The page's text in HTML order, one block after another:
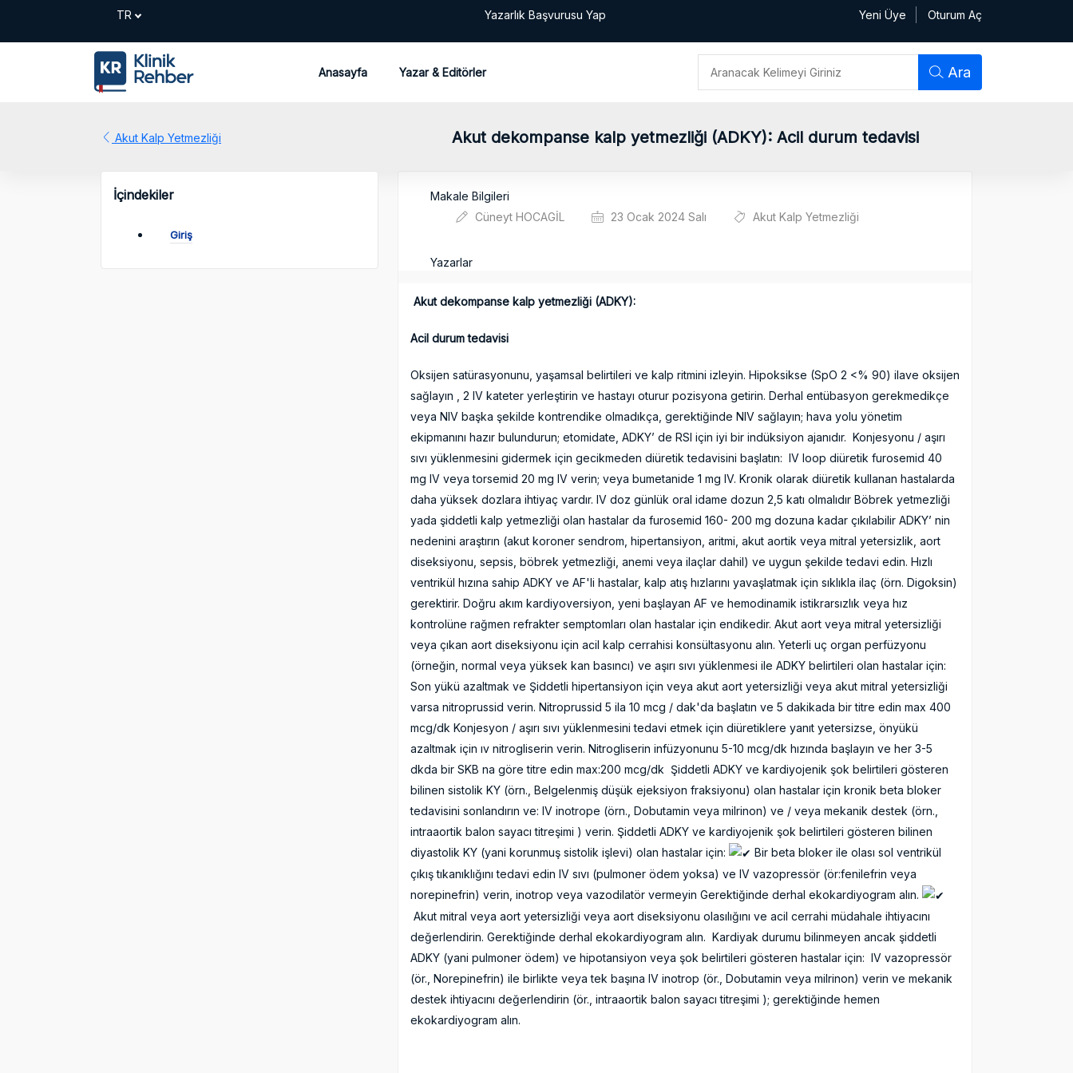
Yazarlık Başvurusu Yap Yeni Üye Oturum Aç
Anasayfa Yazar & Editörler Ara
Akut Kalp Yetmezliği Akut dekompanse kalp yetmezliği (ADKY): Acil durum tedavisi
İçindekiler
Giriş
Makale Bilgileri
Cüneyt HOCAGİL
23 Ocak 2024 Salı Akut Kalp Yetmezliği
Yazarlar
Akut dekompanse kalp yetmezliği (ADKY):
Acil durum tedavisi
Oksijen satürasyonunu, yaşamsal belirtileri ve kalp ritmini izleyin. Hipoksikse (SpO 2 <% 90) ilave oksijen
sağlayın , 2 IV kateter yerleştirin ve hastayı oturur pozisyona getirin. Derhal entübasyon gerekmedikçe
veya NIV başka şekilde kontrendike olmadıkça, gerektiğinde NIV sağlayın; hava yolu yönetim
ekipmanını hazır bulundurun; etomidate, ADKY’ de RSI için iyi bir indüksiyon ajanıdır. Konjesyonu / aşırı
sıvı yüklenmesini gidermek için gecikmeden diüretik tedavisini başlatın: IV loop diüretik furosemid 40
mg IV veya torsemid 20 mg IV verin; veya bumetanide 1 mg IV. Kronik olarak diüretik kullanan hastalarda
daha yüksek dozlara ihtiyaç vardır. IV doz günlük oral idame dozun 2,5 katı olmalıdır Böbrek yetmezliği
yada şiddetli kalp yetmezliği olan hastalar da furosemid 160- 200 mg dozuna kadar çıkılabilir ADKY’ nin
nedenini araştırın (akut koroner sendrom, hipertansiyon, aritmi, akut aortik veya mitral yetersizlik, aort
diseksiyonu, sepsis, böbrek yetmezliği, anemi veya ilaçlar dahil) ve uygun şekilde tedavi edin. Hızlı
ventrikül hızına sahip ADKY ve AF'li hastalar, kalp atış hızlarını yavaşlatmak için sıklıkla ilaç (örn. Digoksin)
gerektirir. Doğru akım kardiyoversiyon, yeni başlayan AF ve hemodinamik istikrarsızlık veya hız
kontrolüne rağmen refrakter semptomları olan hastalar için endikedir. Akut aort veya mitral yetersizliği
veya çıkan aort diseksiyonu için acil kalp cerrahisi konsültasyonu alın. Yeterli uç organ perfüzyonu
(örneğin, normal veya yüksek kan basıncı) ve aşırı sıvı yüklenmesi ile ADKY belirtileri olan hastalar için:
Son yükü azaltmak ve Şiddetli hipertansiyon için veya akut aort yetersizliği veya akut mitral yetersizliği
varsa nitroprussid verin. Nitroprussid 5 ila 10 mcg / dak'da başlatın ve 5 dakikada bir titre edin max 400
mcg/dk Konjesyon / aşırı sıvı yüklenmesini tedavi etmek için diüretiklere yanıt yetersizse, önyükü
azaltmak için ıv nitrogliserin verin. Nitrogliserin infüzyonunu 5-10 mcg/dk hızında başlayın ve her 3-5
dkda bir SKB na göre titre edin max:200 mcg/dk Şiddetli ADKY ve kardiyojenik şok belirtileri gösteren
bilinen sistolik KY (örn., Belgelenmiş düşük ejeksiyon fraksiyonu) olan hastalar için kronik beta bloker
tedavisini sonlandırın ve: IV inotrope (örn., Dobutamin veya milrinon) ve / veya mekanik destek (örn.,
intraaortik balon sayacı titreşimi ) verin. Şiddetli ADKY ve kardiyojenik şok belirtileri gösteren bilinen
diyastolik KY (yani korunmuş sistolik işlevi) olan hastalar için:
Bir beta bloker ile olası sol ventrikül
çıkış tıkanıklığını tedavi edin IV sıvı (pulmoner ödem yoksa) ve IV vazopressör (ör:fenilefrin veya
norepinefrin) verin, inotrop veya vazodilatör vermeyin Gerektiğinde derhal ekokardiyogram alın.
Akut mitral veya aort yetersizliği veya aort diseksiyonu olasılığını ve acil cerrahi müdahale ihtiyacını
değerlendirin. Gerektiğinde derhal ekokardiyogram alın. Kardiyak durumu bilinmeyen ancak şiddetli
ADKY (yani pulmoner ödem) ve hipotansiyon veya şok belirtileri gösteren hastalar için: IV vazopressör
(ör., Norepinefrin) ile birlikte veya tek başına IV inotrop (ör., Dobutamin veya milrinon) verin ve mekanik
destek ihtiyacını değerlendirin (ör., intraaortik balon sayacı titreşimi ); gerektiğinde hemen
ekokardiyogram alın.